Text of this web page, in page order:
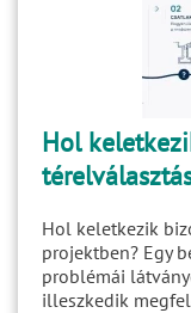
Hol
Hol keletkezik
projektben? Egy
problémái
illeszkedik